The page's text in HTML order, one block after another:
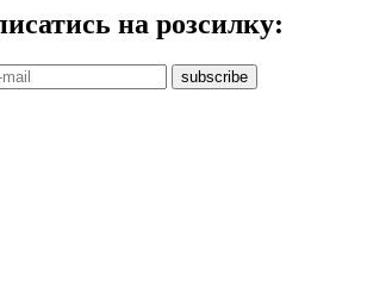
на розсилку:
subscribe